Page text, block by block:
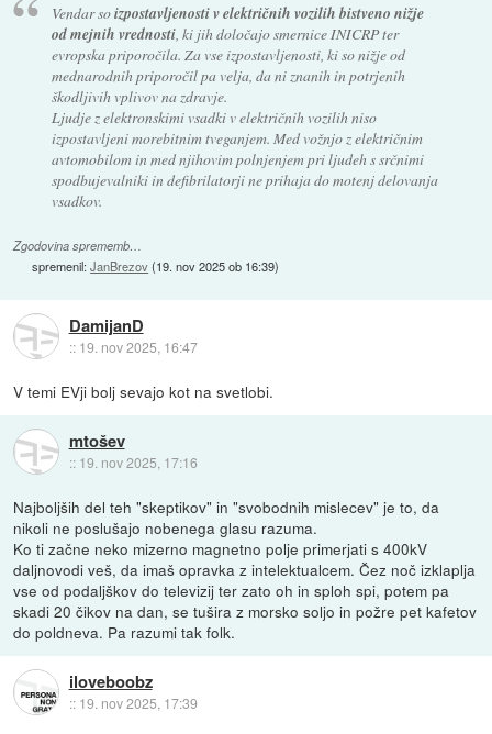
Vendar soizpostavljenosti v električnih vozilih bistveno nižje
od mejnih vrednosti, ki jih določajo smernice INICRP ter
evropska priporočila. Za vse izpostavljenosti, ki so nižje od
mednarodnih priporočil pa velja, da ni znanih in potrjenih
škodljivih vplivov na zdravje.
Ljudje z elektronskimi vsadki v električnih vozilih niso
izpostavljeni morebitnim tveganjem. Med vožnjo z električnim
avtomobilom in med njihovim polnjenjem pri ljudeh s srčnimi
spodbujevalniki in defibrilatorji ne prihaja do motenj delovanja
vsadkov.
Zgodovina sprememb…
spremenil:JanBrezov(19. nov 2025 ob 16:39)
DamijanD
:: 19. nov 2025, 16:47
V temi EVji bolj sevajo kot na svetlobi.
mtošev
:: 19. nov 2025, 17:16
Najboljših del teh "skeptikov" in "svobodnih mislecev" je to, da
nikoli ne poslušajo nobenega glasu razuma.
Ko ti začne neko mizerno magnetno polje primerjati s 400kV
daljnovodi veš, da imaš opravka z intelektualcem. Čez noč izklaplja
vse od podaljškov do televizij ter zato oh in sploh spi, potem pa
skadi 20 čikov na dan, se tušira z morsko soljo in požre pet kafetov
do poldneva. Pa razumi tak folk.
iloveboobz
:: 19. nov 2025, 17:39